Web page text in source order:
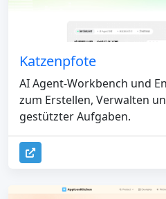
Katzenpfote
AI Agent-Workbench und
zum Erstellen, Verwalten
gestützter Aufgaben.